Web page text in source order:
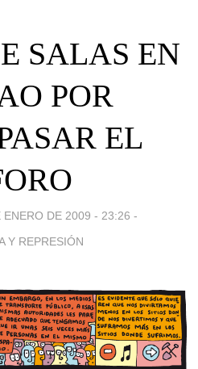
SALAS EN
POR
EL
ENERO DE 2009 - 23:26 -
Y REPRESIÓN